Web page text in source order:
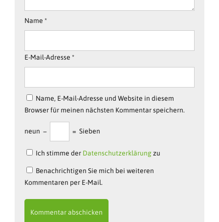
Name *
E-Mail-Adresse *
Name, E-Mail-Adresse und Website in diesem
Browser für meinen nächsten Kommentar speichern.
neun − = Sieben
Ich stimme der Datenschutzerklärungzu
Benachrichtigen Sie mich bei weiteren
Kommentaren per E-Mail.